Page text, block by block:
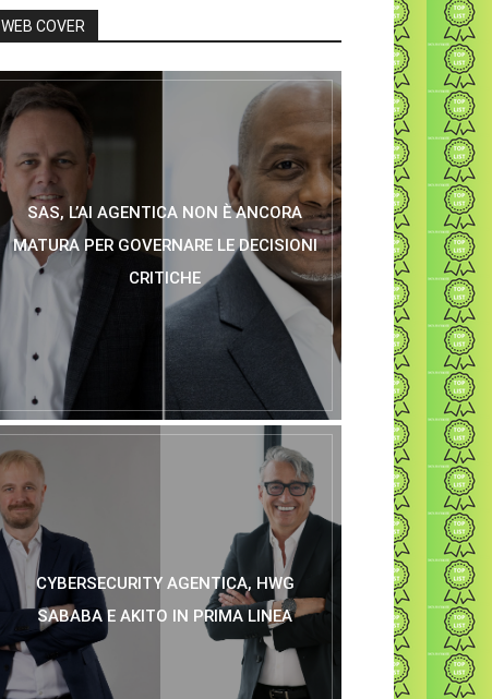
WEB COVER
SAS, L’AI AGENTICA NON È ANCORA
MATURA PER GOVERNARE LE DECISIONI
CRITICHE
CYBERSECURITY AGENTICA, HWG
SABABA E AKITO IN PRIMA LINEA